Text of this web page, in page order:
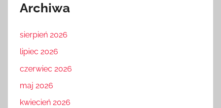
Archiwa
sierpień 2026
lipiec 2026
czerwiec 2026
maj 2026
kwiecień 2026